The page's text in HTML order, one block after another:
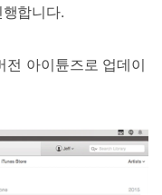
합니다.
아이튠즈로 업데이